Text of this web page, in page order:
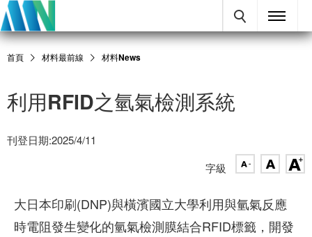
首頁 材料最前線 材料News
利用RFID之氫氣檢測系統
刊登日期:2025/4/11
字級
大日本印刷(DNP)與橫濱國立大學利用與氫氣反應
時電阻發生變化的氫氣檢測膜結合RFID標籤，開發